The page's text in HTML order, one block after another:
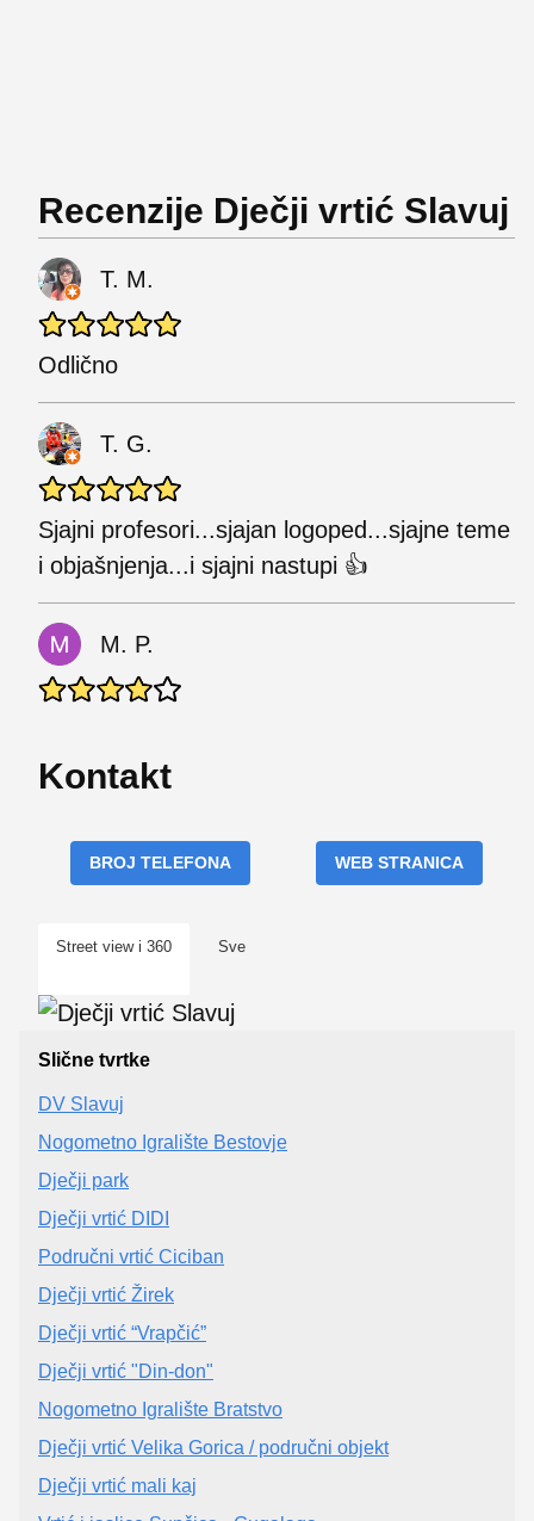
Recenzije Dječji vrtić Slavuj
T. M.
Odlično
T. G.
Sjajni profesori...sjajan logoped...sjajne teme
i objašnjenja...i sjajni nastupi 👍
M. P.
Kontakt
BROJ TELEFONA WEB STRANICA
Street view i 360 Sve
Slične tvrtke
DV Slavuj
Nogometno Igralište Bestovje
Dječji park
Dječji vrtić DIDI
Područni vrtić Ciciban
Dječji vrtić Žirek
Dječji vrtić “Vrapčić”
Dječji vrtić "Din-don"
Nogometno Igralište Bratstvo
Dječji vrtić Velika Gorica / područni objekt
Dječji vrtić mali kaj